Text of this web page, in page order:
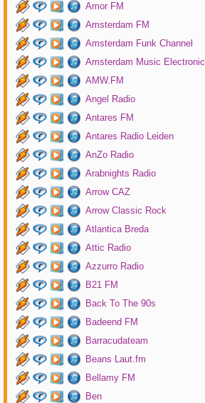
Amor FM
Amsterdam FM
Amsterdam Funk Channel
Amsterdam Music Electronic
AMW.FM
Angel Radio
Antares FM
Antares Radio Leiden
AnZo Radio
Arabnights Radio
Arrow CAZ
Arrow Classic Rock
Atlantica Breda
Attic Radio
Azzurro Radio
B21 FM
Back To The 90s
Badeend FM
Barracudateam
Beans Laut.fm
Bellamy FM
Ben